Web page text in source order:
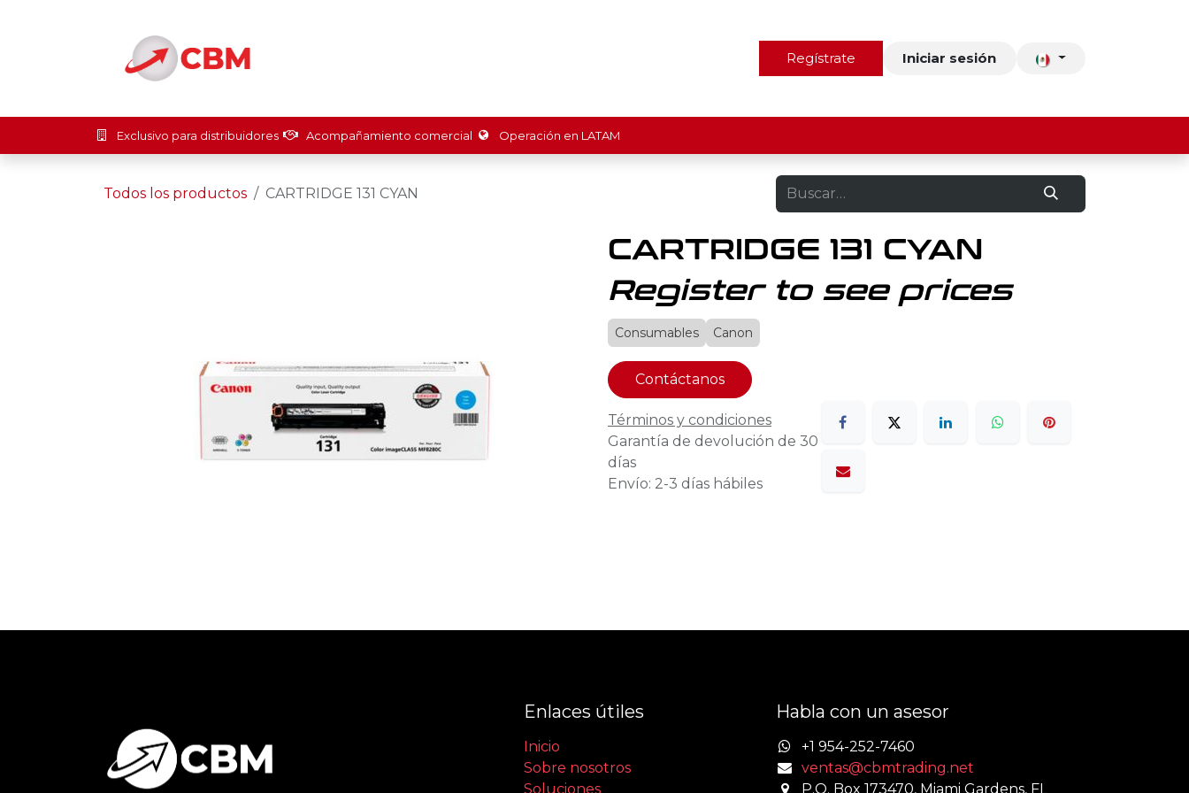
Nosotros Contacto
Regístrate Iniciar sesión
Exclusivo para distribuidores Acompañamiento comercial Operación en LATAM
Todos los productos CARTRIDGE 131 CYAN
CARTRIDGE 131 CYAN
Register to see prices
Consumables Canon
Contáctanos
Términos y condiciones
Garantía de devolución de 30
días
Envío: 2-3 días hábiles
Enlaces útiles
Inicio
Sobre nosotros
Soluciones
Habla con un asesor
+1 954-252-7460
ventas@cbmtrading.net
P.O. Box 173470, Miami Gardens, FL